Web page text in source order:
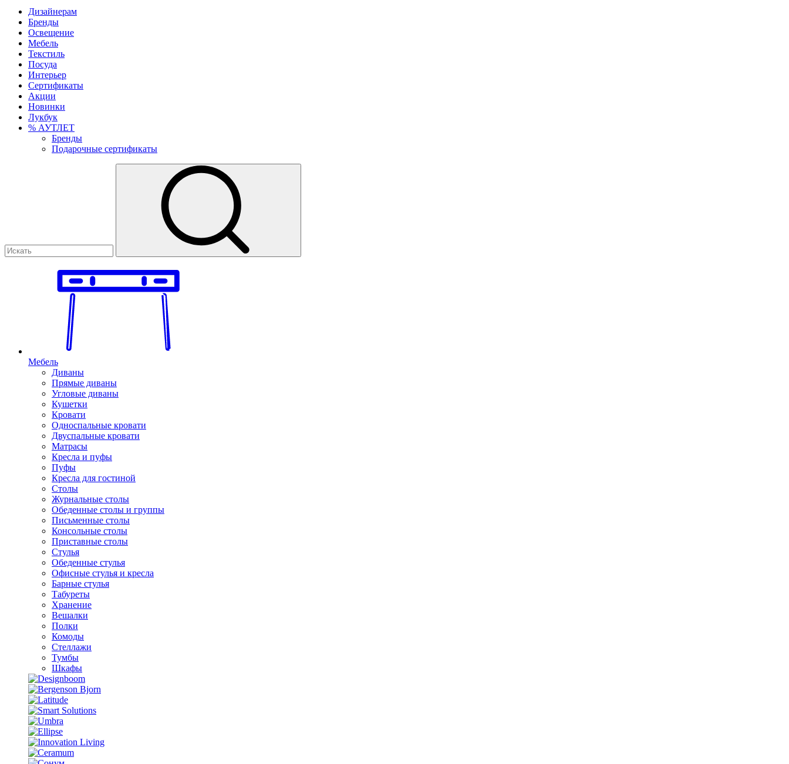
Дизайнерам
Бренды
Освещение
Мебель
Текстиль
Посуда
Интерьер
Сертификаты
Акции
Новинки
Лукбук
% АУТЛЕТ
Бренды
Подарочные сертификаты
Мебель
Диваны
Прямые диваны
Угловые диваны
Кушетки
Кровати
Односпальные кровати
Двуспальные кровати
Матрасы
Кресла и пуфы
Пуфы
Кресла для гостиной
Столы
Журнальные столы
Обеденные столы и группы
Письменные столы
Консольные столы
Приставные столы
Стулья
Обеденные стулья
Офисные стулья и кресла
Барные стулья
Табуреты
Хранение
Вешалки
Полки
Комоды
Стеллажи
Тумбы
Шкафы